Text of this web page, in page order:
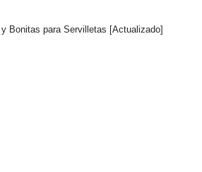
Bonitas para Servilletas [Actualizado]